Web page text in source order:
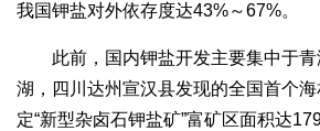
我国钾盐对外依存度达43%～67%。
此前，国内钾盐开发主要集中于青
湖，四川达州宣汉县发现的全国首个
定“新型杂卤石钾盐矿”富矿区面积达